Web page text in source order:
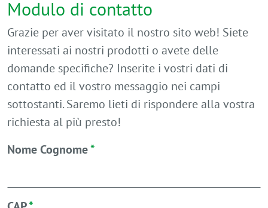
Modulo di contatto
Grazie per aver visitato il nostro sito web! Siete
interessati ai nostri prodotti o avete delle
domande specifiche? Inserite i vostri dati di
contatto ed il vostro messaggio nei campi
sottostanti. Saremo lieti di rispondere alla vostra
richiesta al più presto!
Nome Cognome*